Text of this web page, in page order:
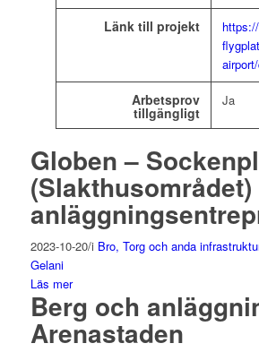
Länk till projekt
Arbetsprov
tillgängligt
Ja
Globen –
(Slakthusområdet)
2023-10-20/i Bro, Torg och anda
Gelani
Läs mer
Berg och
Arenastaden